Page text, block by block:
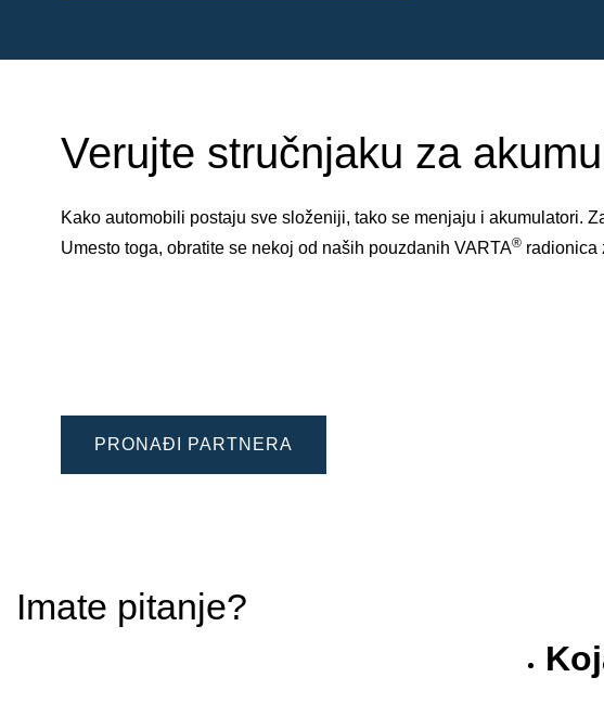
Verujte stručnjaku za
Kako automobili postaju sve složeniji, tako se menjaju i akumulatori.
Umesto toga, obratite se nekoj od naših pouzdanih VARTA® radionica
PRONAĐI PARTNERA
Imate pitanje?